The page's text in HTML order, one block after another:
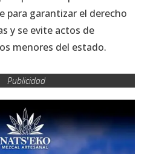
para garantizar el derecho
y se evite actos de
menores del estado.
Publicidad